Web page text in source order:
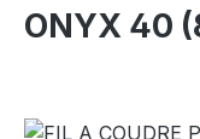
ONYX 40
Ignorer la galerie